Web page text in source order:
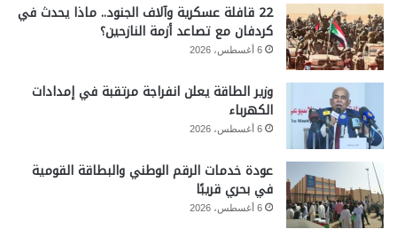
22 قافلة عسكرية وآلاف الجنود.. ماذا يحدث في
كردفان مع تصاعد أزمة النازحين؟
6 أغسطس، 2026
وزير الطاقة يعلن انفراجة مرتقبة في إمدادات
الكهرباء
6 أغسطس، 2026
عودة خدمات الرقم الوطني والبطاقة القومية
في بحري قريبًا
6 أغسطس، 2026